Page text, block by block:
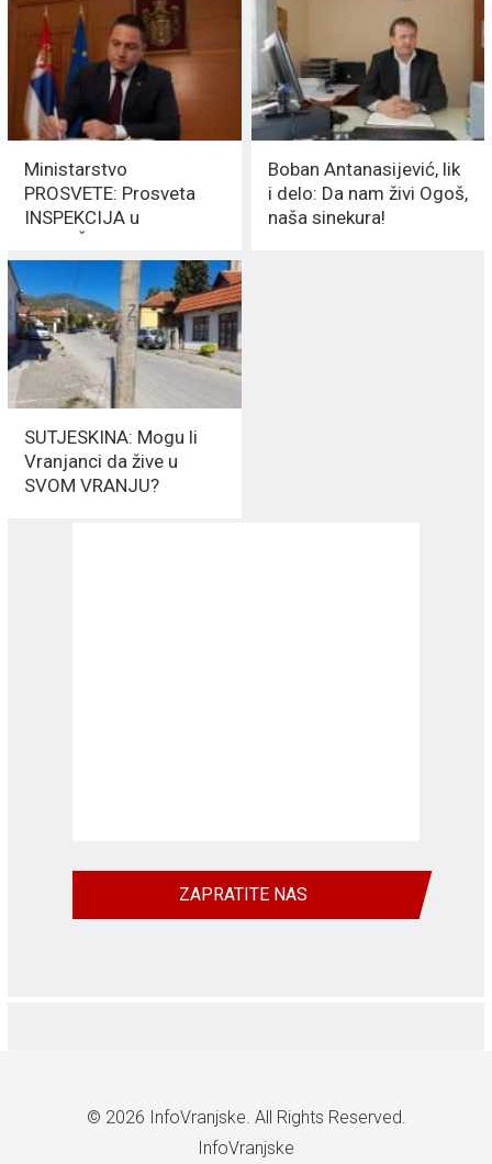
Ministarstvo
PROSVETE: Prosveta
INSPEKCIJA u
VLADIČINOM HANU
Boban Antanasijević, lik
i delo: Da nam živi Ogoš,
naša sinekura!
SUTJESKINA: Mogu li
Vranjanci da žive u
SVOM VRANJU?
ZAPRATITE NAS
© 2026 InfoVranjske. All Rights Reserved.
InfoVranjske